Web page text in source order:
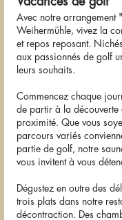
Avec notre arrangement
Weihermühle, vivez la
et repos reposant.
aux passionnés de golf
leurs souhaits.
Commencez chaque
de partir à la découverte
proximité. Que vous
parcours variés
partie de golf, notre
vous invitent à vous
Dégustez en outre des
trois plats dans notre
décontraction. Des